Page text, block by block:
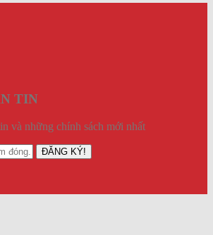
TIN
và những chính sách mới nhất
ĐĂNG KÝ!